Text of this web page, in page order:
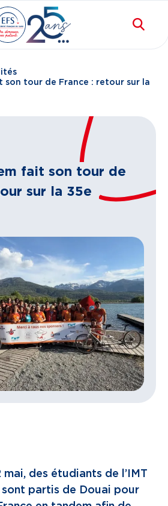
son tour de France : retour sur la
fait son tour de
sur la 35e
mai, des étudiants de l’IMT
partis de Douai pour